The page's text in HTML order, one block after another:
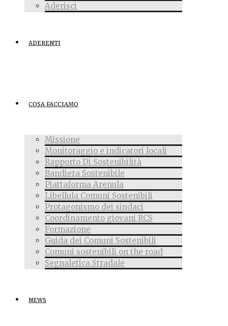
Aderisci
ADERENTI
COSA FACCIAMO
Missione
Monitoraggio e indicatori locali
Rapporto Di Sostenibilità
Bandiera Sostenibile
Piattaforma Arenula
Libellula Comuni Sostenibili
Protagonismo dei sindaci
Coordinamento giovani RCS
Formazione
Guida dei Comuni Sostenibili
Comuni sostenibili on the road
Segnaletica Stradale
NEWS